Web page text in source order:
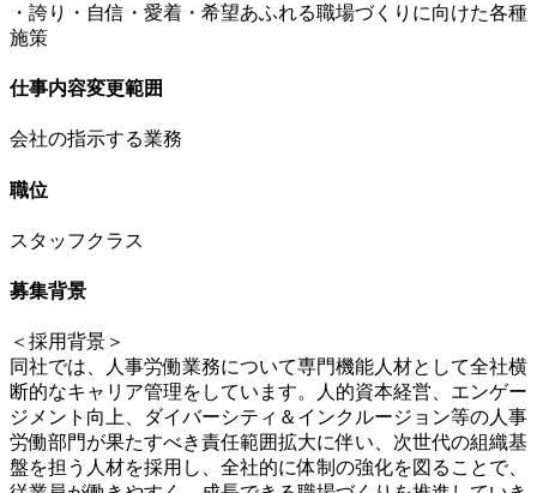
・誇り・自信・愛着・希望あふれる職場づくりに向けた各種
施策
仕事内容変更範囲
会社の指示する業務
職位
スタッフクラス
募集背景
＜採用背景＞
同社では、人事労働業務について専門機能人材として全社横
断的なキャリア管理をしています。人的資本経営、エンゲー
ジメント向上、ダイバーシティ＆インクルージョン等の人事
労働部門が果たすべき責任範囲拡大に伴い、次世代の組織基
盤を担う人材を採用し、全社的に体制の強化を図ることで、